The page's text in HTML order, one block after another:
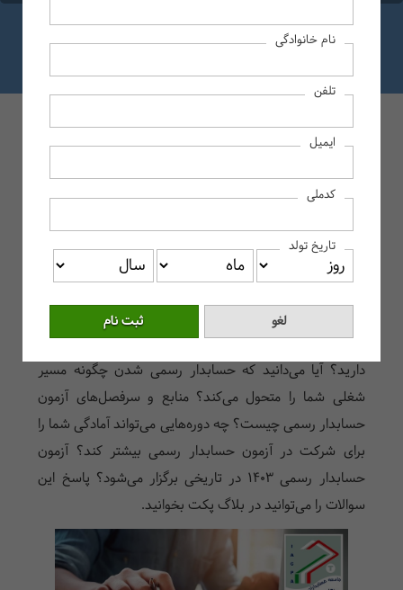
آزمون حسابدار رسمی چیست؟
تفاوت حسابدار ساده با حسابدار رسمی چیست؟
زمان برگزاری آزمون حسابدار رسمی 1403
منابع آزمون حسابدار رسمی 1403
به عنوان یک حسابدار چقدر با آزمون حسابدار رسمی آشنایی
دارید؟ آیا می‌دانید که حسابدار رسمی شدن چگونه مسیر
شغلی شما را متحول می‌کند؟ منابع و سرفصل‌های آزمون
حسابدار رسمی چیست؟ چه دوره‌هایی می‌تواند آمادگی شما را
برای شرکت در آزمون حسابدار رسمی بیشتر کند؟ آزمون
حسابدار رسمی 1403 در تاریخی برگزار می‌شود؟ پاسخ این
سوالات را می‌توانید در بلاگ پکت بخوانید.
نام خانوادگی
تلفن
ایمیل
کدملی
تاریخ تولد